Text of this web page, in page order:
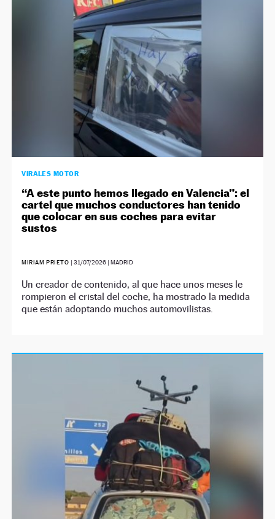
VIRALES MOTOR
“A este punto hemos llegado en Valencia”: el
cartel que muchos conductores han tenido
que colocar en sus coches para evitar
sustos
MIRIAM PRIETO | 31/07/2026| MADRID
Un creador de contenido, al que hace unos meses le
rompieron el cristal del coche, ha mostrado la medida
que están adoptando muchos automovilistas.